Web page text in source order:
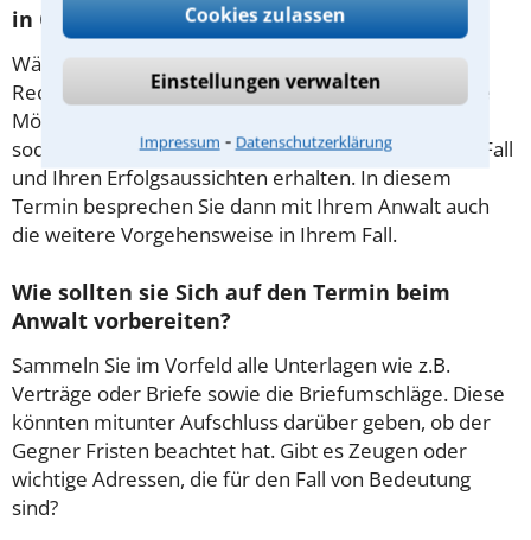
Cookies zulassen
Einstellungen verwalten
Impressum ⁃ Datenschutzerklärung
in Oberhausen?
Während des ersten Gesprächs mit Ihrem
Rechtsanwalt für Mord in Oberhausen haben Sie die
Möglichkeit, in Ruhe den Sachverhalt zu schildern,
sodass Sie eine qualifizierte Einschätzung zu Ihrem Fall
und Ihren Erfolgsaussichten erhalten. In diesem
Termin besprechen Sie dann mit Ihrem Anwalt auch
die weitere Vorgehensweise in Ihrem Fall.
Wie sollten sie Sich auf den Termin beim
Anwalt vorbereiten?
Sammeln Sie im Vorfeld alle Unterlagen wie z.B.
Verträge oder Briefe sowie die Briefumschläge. Diese
könnten mitunter Aufschluss darüber geben, ob der
Gegner Fristen beachtet hat. Gibt es Zeugen oder
wichtige Adressen, die für den Fall von Bedeutung
sind?